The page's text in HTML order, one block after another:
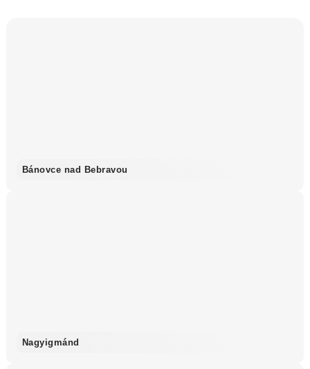
Bánovce nad Bebravou
Nagyigmánd